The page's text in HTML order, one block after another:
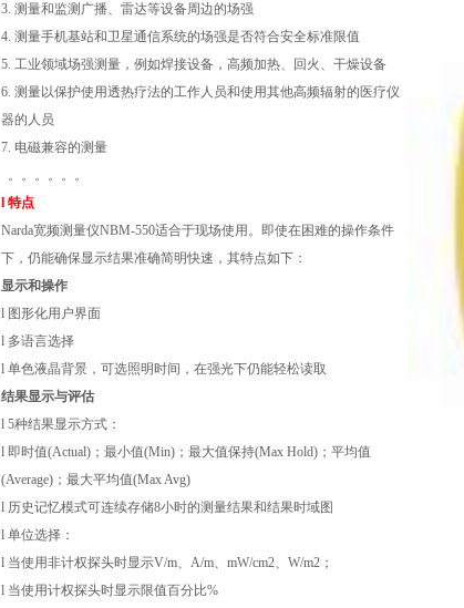
3. 测量和监测广播、雷达等设备周边的场强
4. 测量手机基站和卫星通信系统的场强是否符合安全标准限值
5. 工业领域场强测量，例如焊接设备，高频加热、回火、干燥设备
6. 测量以保护使用透热疗法的工作人员和使用其他高频辐射的医疗仪
器的人员
7. 电磁兼容的测量
。。。。。。
l 特点
Narda宽频测量仪NBM-550适合于现场使用。即使在困难的操作条件
下，仍能确保显示结果准确简明快速，其特点如下：
显示和操作
l 图形化用户界面
l 多语言选择
l 单色液晶背景，可选照明时间，在强光下仍能轻松读取
结果显示与评估
l 5种结果显示方式：
l 即时值(Actual)；最小值(Min)；最大值保持(Max Hold)；平均值
(Average)；最大平均值(Max Avg)
l 历史记忆模式可连续存储8小时的测量结果和结果时域图
l 单位选择：
l 当使用非计权探头时显示V/m、A/m、mW/cm2、W/m2；
l 当使用计权探头时显示限值百分比%